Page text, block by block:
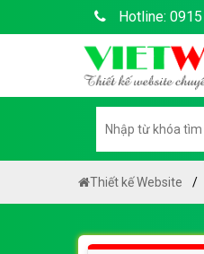
Hotline:
Thiết kế Website